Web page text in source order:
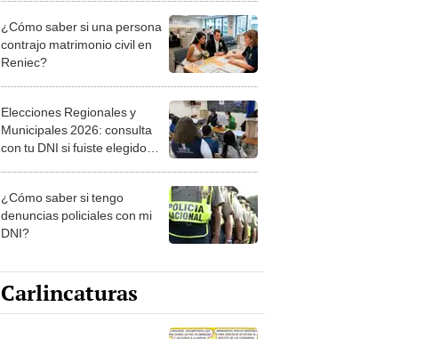
¿Cómo saber si una persona
contrajo matrimonio civil en
Reniec?
Elecciones Regionales y
Municipales 2026: consulta
con tu DNI si fuiste elegido
la ONPE
¿Cómo saber si tengo
denuncias policiales con mi
DNI?
Carlincaturas